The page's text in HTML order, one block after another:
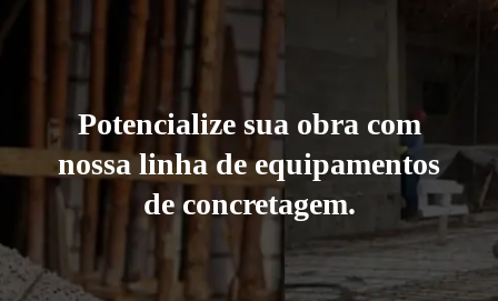
Potencialize sua obra com
nossa linha de equipamentos
de concretagem.